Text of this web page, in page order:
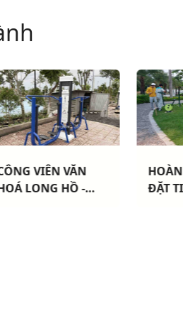
VIÊN VĂN
LONG HỒ -
ĐẶT